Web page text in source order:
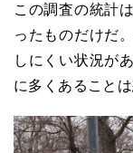
この調査の統計
ったものだけだ
しにくい状況が
に多くあること